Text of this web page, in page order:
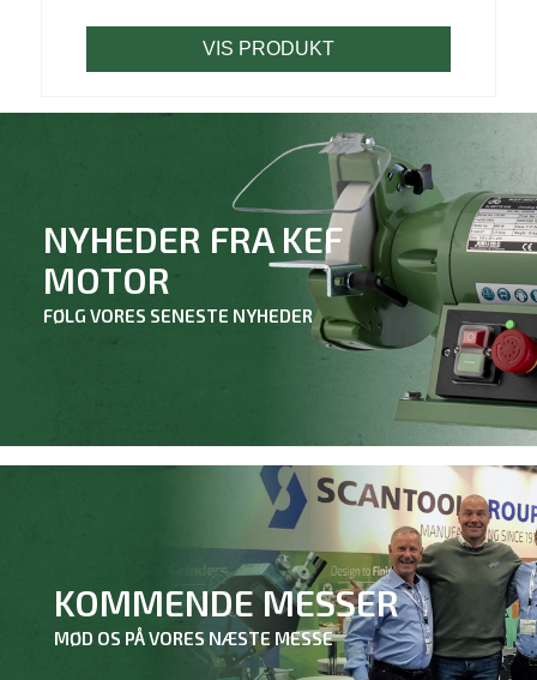
VIS PRODUKT
NYHEDER FRA KEF
MOTOR
FØLG VORES SENESTE NYHEDER
KOMMENDE MESSER
MØD OS PÅ VORES NÆSTE MESSE